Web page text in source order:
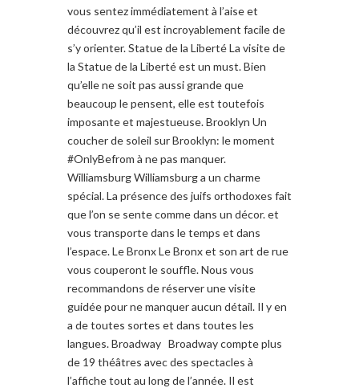
vous sentez immédiatement à l’aise et
découvrez qu’il est incroyablement facile de
s’y orienter. Statue de la Liberté La visite de
la Statue de la Liberté est un must. Bien
qu’elle ne soit pas aussi grande que
beaucoup le pensent, elle est toutefois
imposante et majestueuse. Brooklyn Un
coucher de soleil sur Brooklyn: le moment
#OnlyBefrom à ne pas manquer.
Williamsburg Williamsburg a un charme
spécial. La présence des juifs orthodoxes fait
que l’on se sente comme dans un décor. et
vous transporte dans le temps et dans
l’espace. Le Bronx Le Bronx et son art de rue
vous couperont le souffle. Nous vous
recommandons de réserver une visite
guidée pour ne manquer aucun détail. Il y en
a de toutes sortes et dans toutes les
langues. Broadway Broadway compte plus
de 19 théâtres avec des spectacles à
l’affiche tout au long de l’année. Il est